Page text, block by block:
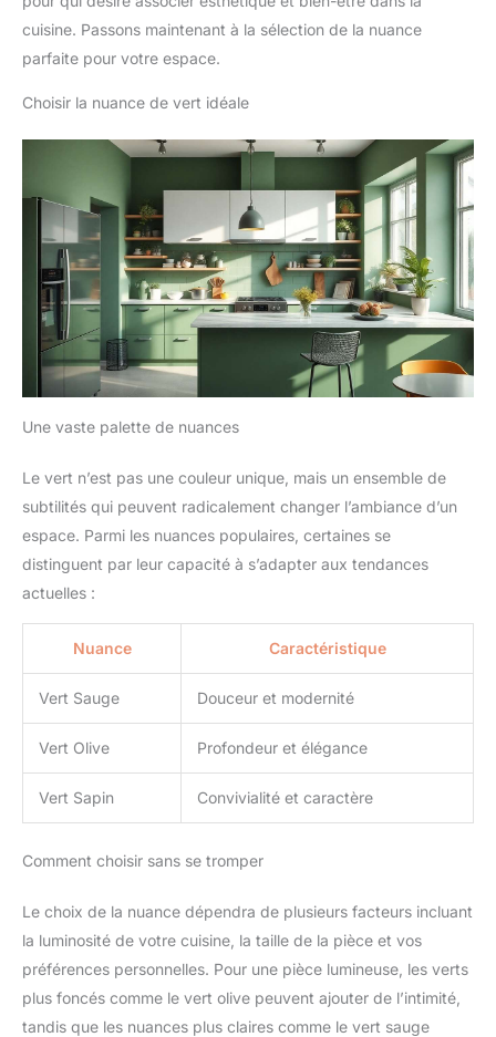
cuisine. Passons maintenant à la sélection de la nuance
parfaite pour votre espace.
Choisir la nuance de vert idéale
Une vaste palette de nuances
Le vert n’est pas une couleur unique, mais un ensemble de
subtilités qui peuvent radicalement changer l’ambiance d’un
espace. Parmi les nuances populaires, certaines se
distinguent par leur capacité à s’adapter aux tendances
actuelles :
Nuance Caractéristique
Vert Sauge Douceur et modernité
Vert Olive Profondeur et élégance
Vert Sapin Convivialité et caractère
Comment choisir sans se tromper
Le choix de la nuance dépendra de plusieurs facteurs incluant
la luminosité de votre cuisine, la taille de la pièce et vos
préférences personnelles. Pour une pièce lumineuse, les verts
plus foncés comme le vert olive peuvent ajouter de l’intimité,
tandis que les nuances plus claires comme le vert sauge